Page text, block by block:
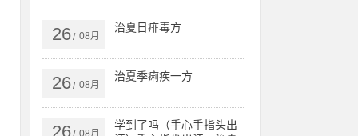
性结肠息肉一定要手术
吗，治多发性结肠息肉验
方，
26/ 08月
治夏日痱毒方
26/ 08月
治夏季痢疾一方
26 08月
学到了吗（手心手指头出